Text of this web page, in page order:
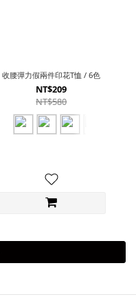
收腰彈力假兩件印花T恤 / 6色
NT$209
NT$580